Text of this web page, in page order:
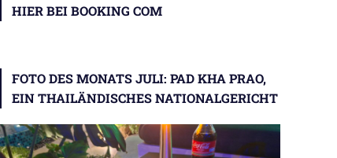
HIER BEI BOOKING COM
FOTO DES MONATS JULI: PAD KHA PRAO,
EIN THAILÄNDISCHES NATIONALGERICHT